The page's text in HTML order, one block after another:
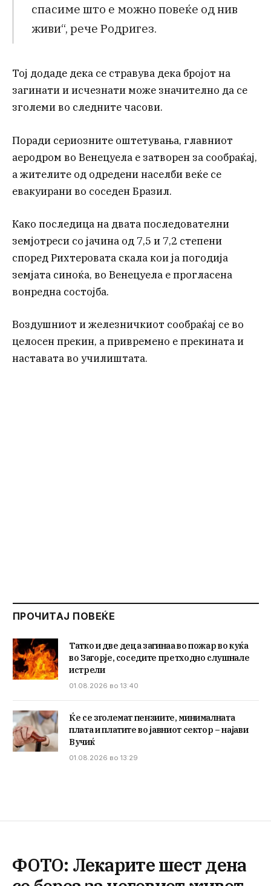
спасиме што е можно повеќе од нив
живи“, рече Родригез.
Тој додаде дека се стравува дека бројот на
загинати и исчезнати може значително да се
зголеми во следните часови.
Поради сериозните оштетувања, главниот
аеродром во Венецуела е затворен за сообраќај,
а жителите од одредени населби веќе се
евакуирани во соседен Бразил.
Како последица на двата последователни
земјотреси со јачина од 7,5 и 7,2 степени
според Рихтеровата скала кои ја погодија
земјата синоќа, во Венецуела е прогласена
вонредна состојба.
Воздушниот и железничкиот сообраќај се во
целосен прекин, а привремено е прекината и
наставата во училиштата.
ПРОЧИТАЈ ПОВЕЌЕ
Татко и две деца загинаа во пожар во куќа
во Загорје, соседите претходно слушнале
истрели
01.08.2026 во 13:40
Ќе се зголемат пензиите, минималната
плата и платите во јавниот сектор – најави
Вучиќ
01.08.2026 во 13:29
ФОТО: Лекарите шест дена